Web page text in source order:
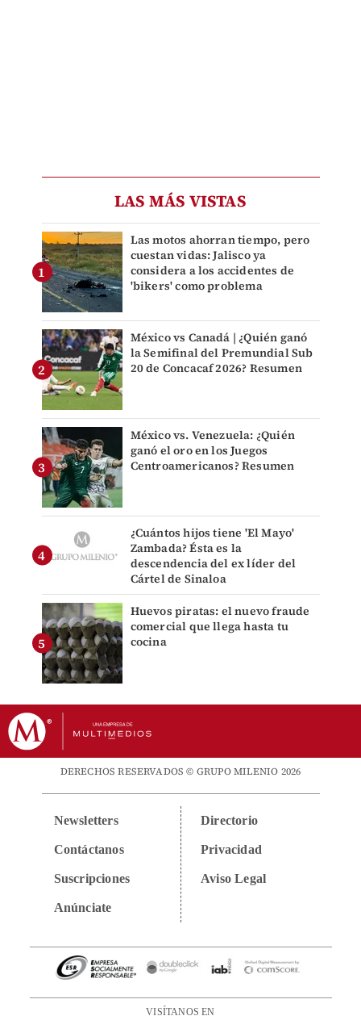
LAS MÁS VISTAS
Las motos ahorran tiempo, pero
cuestan vidas: Jalisco ya
considera a los accidentes de
'bikers' como problema
México vs Canadá | ¿Quién ganó
la Semifinal del Premundial Sub
20 de Concacaf 2026? Resumen
México vs. Venezuela: ¿Quién
ganó el oro en los Juegos
Centroamericanos? Resumen
¿Cuántos hijos tiene 'El Mayo'
Zambada? Ésta es la
descendencia del ex líder del
Cártel de Sinaloa
Huevos piratas: el nuevo fraude
comercial que llega hasta tu
cocina
DERECHOS RESERVADOS © GRUPO MILENIO 2026
Newsletters
Contáctanos
Suscripciones
Anúnciate
Directorio
Privacidad
Aviso Legal
VISÍTANOS EN